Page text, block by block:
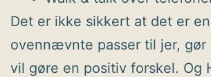
Det er ikke sikkert at det er
ovennævnte passer til jer, gør
vil gøre en positiv forskel. Og